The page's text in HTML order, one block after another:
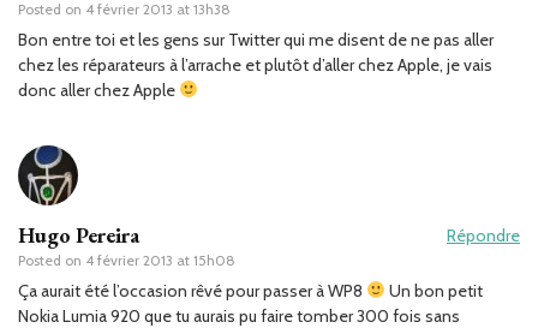
Posted on 4 février 2013 at 13h38
Bon entre toi et les gens sur Twitter qui me disent de ne pas aller
chez les réparateurs à l’arrache et plutôt d’aller chez Apple, je vais
donc aller chez Apple
Hugo Pereira
Posted on 4 février 2013 at 15h08
Répondre
Ça aurait été l’occasion rêvé pour passer à WP8
Un bon petit
Nokia Lumia 920 que tu aurais pu faire tomber 300 fois sans